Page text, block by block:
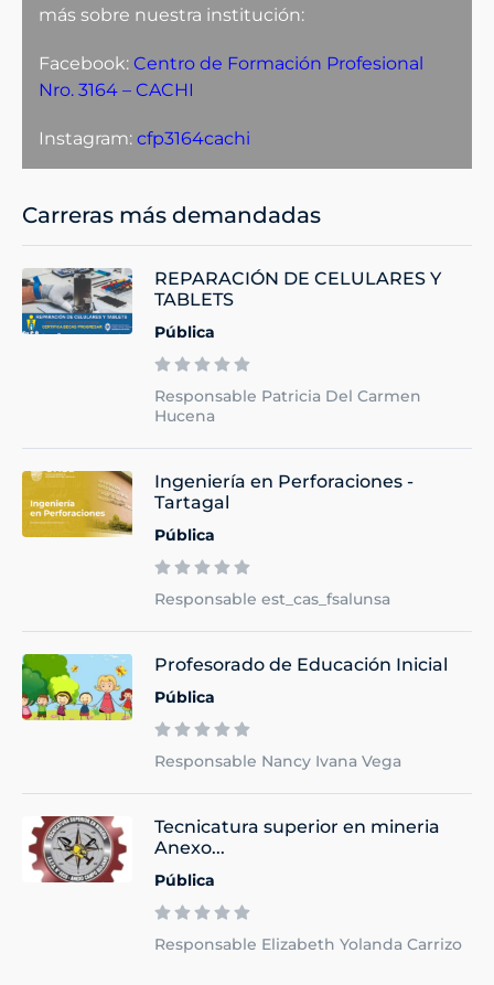
más sobre nuestra institución:
Facebook: Centro de Formación Profesional
Nro. 3164 – CACHI
Instagram: cfp3164cachi
Carreras más demandadas
REPARACIÓN DE CELULARES Y
TABLETS
Pública
Responsable Patricia Del Carmen
Hucena
Ingeniería en Perforaciones -
Tartagal
Pública
Responsable est_cas_fsalunsa
Profesorado de Educación Inicial
Pública
Responsable Nancy Ivana Vega
Tecnicatura superior en mineria
Anexo...
Pública
Responsable Elizabeth Yolanda Carrizo